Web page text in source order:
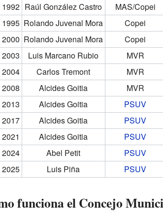
1992 Raúl González Castro MAS/Copei
1995 Rolando Juvenal Mora Copei
Rolando Juvenal Mora Copei
Luis Marcano Rubio MVR
2004
Carlos Tremont MVR
Alcides Goitia MVR
Alcides Goitia PSUV
2017
Alcides Goitia PSUV
Alcides Goitia PSUV
2024
Abel Petit PSUV
2025
Luis Piña PSUV
funciona el Concejo